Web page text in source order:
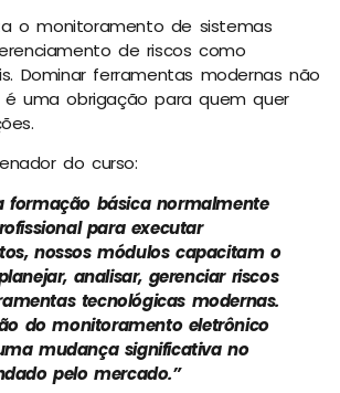
o monitoramento de sistemas
de riscos como
Dominar ferramentas modernas não
é uma obrigação para quem quer
do curso:
formação básica normalmente
para executar
nossos módulos capacitam o
analisar, gerenciar riscos
tecnológicas modernas.
do monitoramento eletrônico
mudança significativa no
pelo mercado.”